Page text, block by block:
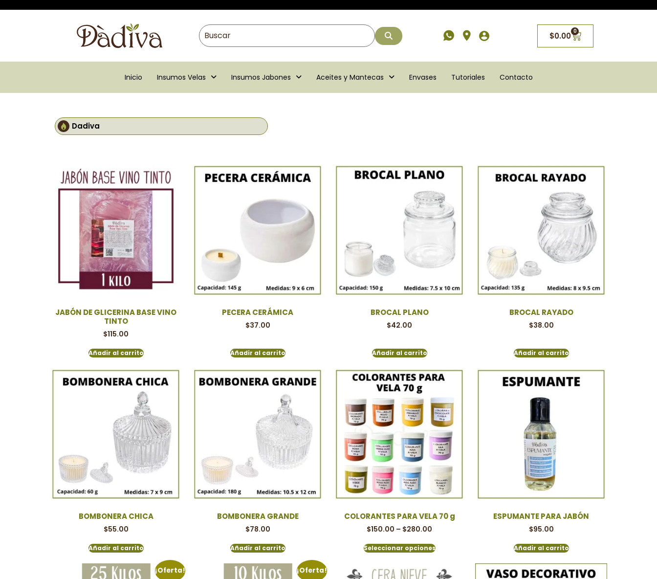
$0.00 0
Inicio Insumos Velas Insumos Jabones Aceites y Mantecas Envases Tutoriales Contacto
Dadiva
JABÓN DE GLICERINA BASE VINO
TINTO
$115.00
Añadir al carrito
PECERA CERÁMICA
$37.00
Añadir al carrito
BROCAL PLANO
$42.00
Añadir al carrito
BROCAL RAYADO
$38.00
Añadir al carrito
BOMBONERA CHICA
$55.00
Añadir al carrito
BOMBONERA GRANDE
$78.00
Añadir al carrito
COLORANTES PARA VELA 70 g
$150.00 – $280.00
Seleccionar opciones
ESPUMANTE PARA JABÓN
$95.00
Añadir al carrito
¡Oferta! ¡Oferta!